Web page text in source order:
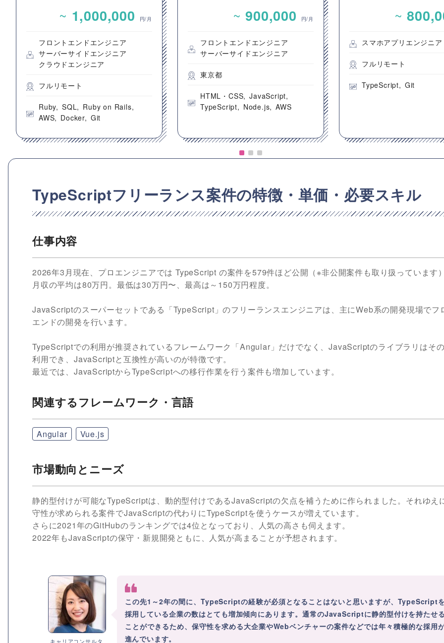
エンドエンジニア募集
~ 1,000,000 円/月
フロントエンドエンジニア
サーバーサイドエンジニア
クラウドエンジニア
フルリモート
Ruby SQL
Ruby on Rails
AWS
Docker Git
のフロントエンド開発案件
~ 900,000 円/月
フロントエンドエンジニア
サーバーサイドエンジニア
東京都
HTML・CSS
JavaScript
TypeScript
Node.js AWS
~
スマホアプリエンジニア
フルリモート
TypeScript Git
TypeScriptフリーランス案件の特徴・単価・必要スキル
仕事内容
2026年3月現在、プロエンジニアでは TypeScript の案件を579件ほど公開（※非公開案件も取り扱っています
月収の平均は80万円。最低は30万円〜、最高は～150万円程度。
JavaScriptのスーパーセットである「TypeScript」のフリーランスエンジニアは、主にWeb系の開発現場でフ
エンドの開発を行います。
TypeScriptでの利用が推奨されているフレームワーク「Angular」だけでなく、JavaScriptのライブラリはそ
利用でき、JavaScriptと互換性が高いのが特徴です。
最近では、JavaScriptからTypeScriptへの移行作業を行う案件も増加しています。
関連するフレームワーク・言語
Angular Vue.js
市場動向とニーズ
静的型付けが可能なTypeScriptは、動的型付けであるJavaScriptの欠点を補うために作られました。それゆえ
守性が求められる案件でJavaScriptの代わりにTypeScriptを使うケースが増えています。
さらに2021年のGitHubのランキングでは4位となっており、人気の高さも伺えます。
2022年もJavaScriptの保守・新規開発ともに、人気が高まることが予想されます。
キャリアコンサルタ
この先1～2年の間に、TypeScriptの経験が必須となることはないと思いますが、TypeScript
採用している企業の数はとても増加傾向にあります。通常のJavaScriptに静的型付けを持たせ
ことができるため、保守性を求める大企業やWebベンチャーの案件などでは年々積極的な採用
進んでいます。